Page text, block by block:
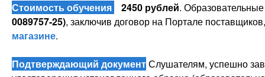
Стоимость обучения 2450 рублей.
0089757-25), заключив договор на Портале
магазине.
Подтверждающий документСлушателям, успешно